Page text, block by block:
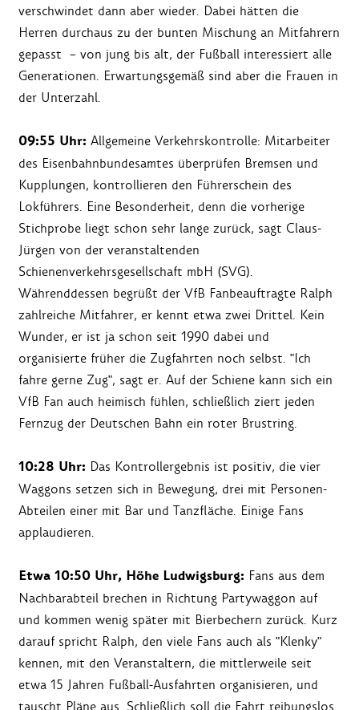
verschwindet dann aber wieder. Dabei hätten die
Herren durchaus zu der bunten Mischung an Mitfahrern
gepasst – von jung bis alt, der Fußball interessiert alle
Generationen. Erwartungsgemäß sind aber die Frauen in
der Unterzahl.
09:55 Uhr: Allgemeine Verkehrskontrolle: Mitarbeiter
des Eisenbahnbundesamtes überprüfen Bremsen und
Kupplungen, kontrollieren den Führerschein des
Lokführers. Eine Besonderheit, denn die vorherige
Stichprobe liegt schon sehr lange zurück, sagt Claus-
Jürgen von der veranstaltenden
Schienenverkehrsgesellschaft mbH (SVG).
Währenddessen begrüßt der VfB Fanbeauftragte Ralph
zahlreiche Mitfahrer, er kennt etwa zwei Drittel. Kein
Wunder, er ist ja schon seit 1990 dabei und
organisierte früher die Zugfahrten noch selbst. "Ich
fahre gerne Zug", sagt er. Auf der Schiene kann sich ein
VfB Fan auch heimisch fühlen, schließlich ziert jeden
Fernzug der Deutschen Bahn ein roter Brustring.
10:28 Uhr: Das Kontrollergebnis ist positiv, die vier
Waggons setzen sich in Bewegung, drei mit Personen-
Abteilen einer mit Bar und Tanzfläche. Einige Fans
applaudieren.
Etwa 10:50 Uhr, Höhe Ludwigsburg: Fans aus dem
Nachbarabteil brechen in Richtung Partywaggon auf
und kommen wenig später mit Bierbechern zurück. Kurz
darauf spricht Ralph, den viele Fans auch als "Klenky"
kennen, mit den Veranstaltern, die mittlerweile seit
etwa 15 Jahren Fußball-Ausfahrten organisieren, und
tauscht Pläne aus. Schließlich soll die Fahrt reibungslos